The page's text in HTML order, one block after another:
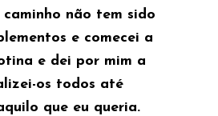
não tem sido
e comecei a
e dei por mim a
os todos até
que eu queria.